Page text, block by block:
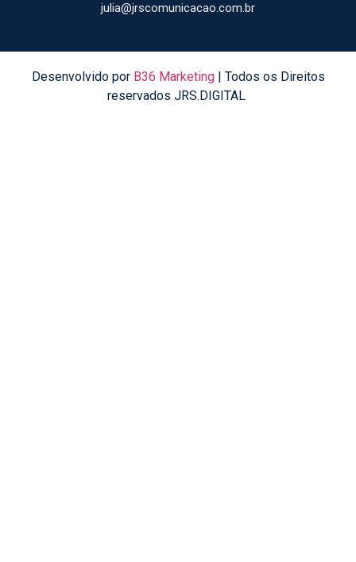
julia@jrscomunicacao.com.br
Desenvolvido por B36 Marketing| Todos os Direitos
reservados JRS.DIGITAL